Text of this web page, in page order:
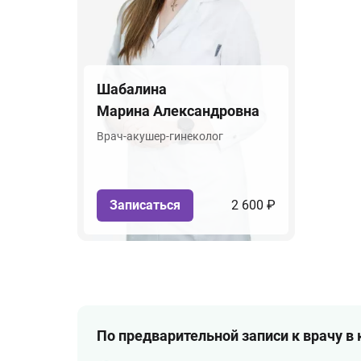
Шабалина
Марина Александровна
Врач-акушер-гинеколог
Записаться 2 600 ₽
По предварительной записи к врачу в